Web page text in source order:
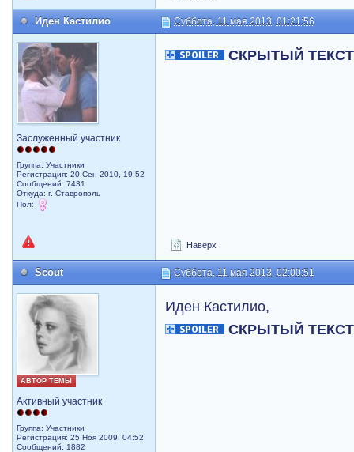
Иден Кастилио Суббота, 11 мая 2013, 01:21:56
Заслуженный участник
Группа: Участники
Регистрация: 20 Сен 2010, 19:52
Сообщений: 7431
Откуда: г. Ставрополь
Пол:
СКРЫТЫЙ ТЕКСТ
Наверх
Scout Суббота, 11 мая 2013, 02:00:51
АВТОР ТЕМЫ
Активный участник
Группа: Участники
Регистрация: 25 Ноя 2009, 04:52
Сообщений: 1882
Иден Кастилио,
СКРЫТЫЙ ТЕКСТ